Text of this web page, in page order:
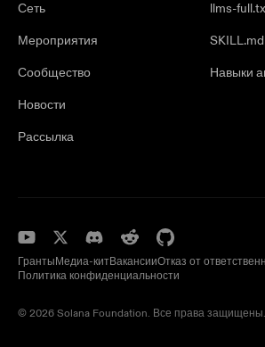
Сеть
Мероприятия
Сообщество
Новости
Рассылка
llms-
SKILL.md
Навыки
ГрантыМедиа-китВакансииОтказ от
Политика конфиденциальности
© 2026 Solana Foundation. Все права защищены.